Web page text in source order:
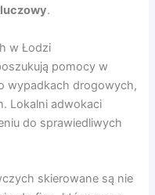
.
w Łodzi
pomocy w
wypadkach drogowych,
Lokalni adwokaci
do sprawiedliwych
skierowane są nie